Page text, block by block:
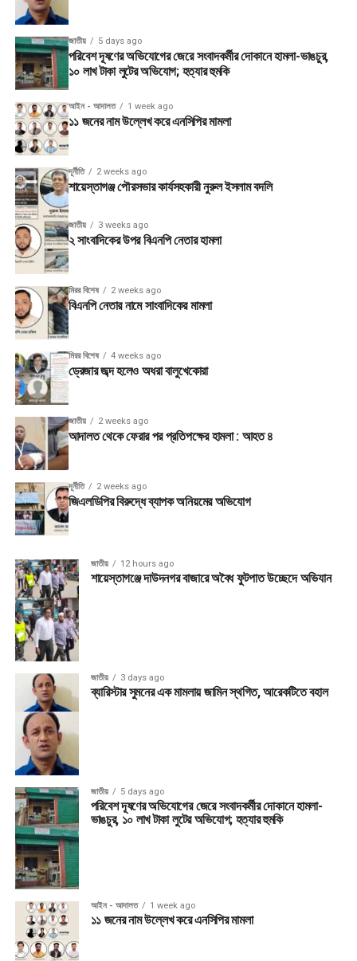
জাতীয় 5 days ago
পরিবেশ দূষণের অভিযোগের জেরে সংবাদকর্মীর দোকানে হামলা-ভাঙচুর,
১০ লাখ টাকা লুটের অভিযোগ; হত্যার হুমকি
আইন - আদালত 1 week ago
১১ জনের নাম উল্লেখ করে এনসিপির মামলা
দূর্নীতি 2 weeks ago
শায়েস্তাগঞ্জ পৌরসভার কার্যসহকারী নুরুল ইসলাম বদলি
জাতীয় 3 weeks ago
২ সাংবাদিকের উপর বিএনপি নেতার হামলা
মিরর বিশেষ 2 weeks ago
বিএনপি নেতার নামে সাংবাদিকের মামলা
মিরর বিশেষ 4 weeks ago
ড্রেজার জব্দ হলেও অধরা বালুখেকোরা
জাতীয় 2 weeks ago
আদালত থেকে ফেরার পর প্রতিপক্ষের হামলা : আহত ৪
দূর্নীতি 2 weeks ago
জিএলডিপির বিরুদ্ধে ব্যাপক অনিয়মের অভিযোগ
জাতীয় 12 hours ago
শায়েস্তাগঞ্জে দাউদনগর বাজারে অবৈধ ফুটপাত উচ্ছেদে অভিযান
জাতীয় 3 days ago
ব্যারিস্টার সুমনের এক মামলায় জামিন স্থগিত, আরেকটিতে বহাল
জাতীয় 5 days ago
পরিবেশ দূষণের অভিযোগের জেরে সংবাদকর্মীর দোকানে হামলা-
ভাঙচুর, ১০ লাখ টাকা লুটের অভিযোগ; হত্যার হুমকি
আইন - আদালত 1 week ago
১১ জনের নাম উল্লেখ করে এনসিপির মামলা